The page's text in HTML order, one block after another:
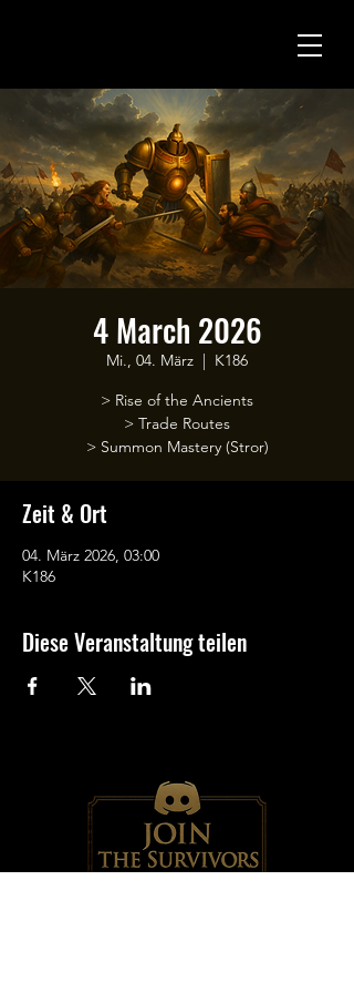
4 March 2026
Mi., 04. März
  |
K186
> Rise of the Ancients
> Trade Routes
> Summon Mastery (Stror)
Zeit & Ort
04. März 2026, 03:00
K186
Diese Veranstaltung teilen